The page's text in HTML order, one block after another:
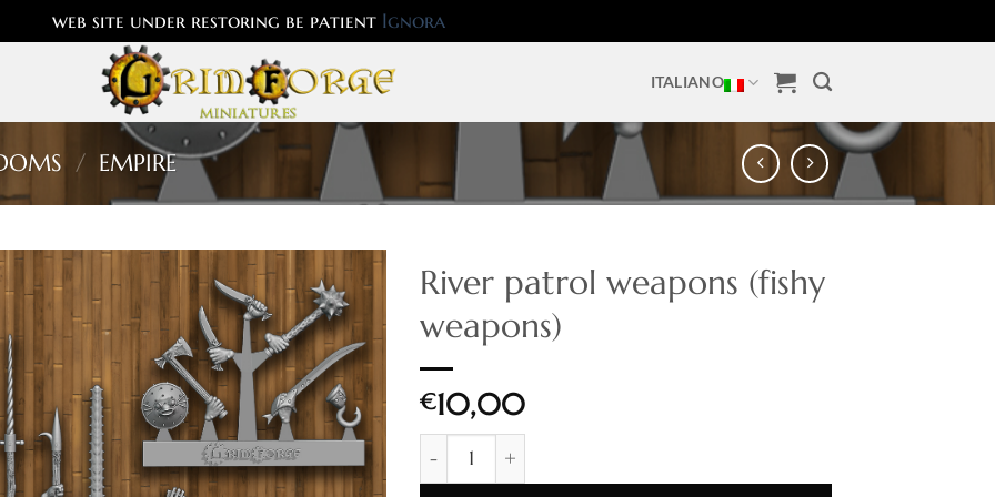
web site under restoring be patient Ignora
ITALIANO
/ EMPIRE
River patrol weapons (fishy
weapons)
€10,00
River patrol weapons (fishy weapons) quantità